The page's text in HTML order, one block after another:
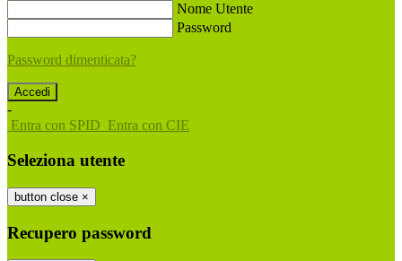
Nome Utente
Password
Password dimenticata?
-
Entra con SPID Entra con CIE
Seleziona utente
button close ×
Recupero password